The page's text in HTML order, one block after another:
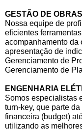
GESTÃO DE OBRAS
Nossa equipe de
eficientes
acompanhamento da
apresentação de
Gerenciamento de
Gerenciamento de
ENGENHARIA
Somos especialistas
turn-key, que parte
financeira (budget)
utilizando as